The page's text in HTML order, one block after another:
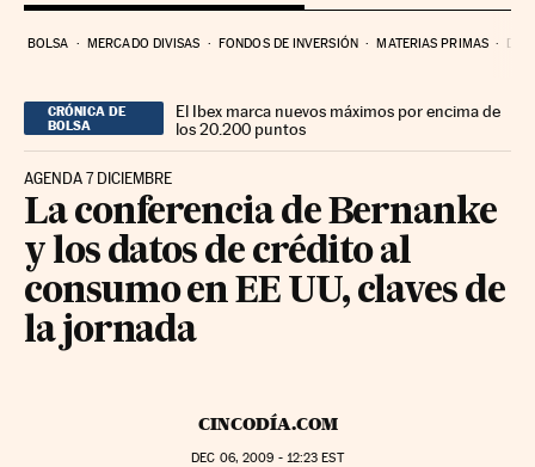
BOLSA MERCADO DIVISAS FONDOS DE INVERSIÓN MATERIAS PRIMAS
CRÓNICA DE
BOLSA
El Ibex marca nuevos máximos por encima de
los 20.200 puntos
AGENDA 7 DICIEMBRE
La conferencia de Bernanke
y los datos de crédito al
consumo en EE UU, claves de
la jornada
CINCODÍA.COM
DEC 06, 2009 - 12:23 EST